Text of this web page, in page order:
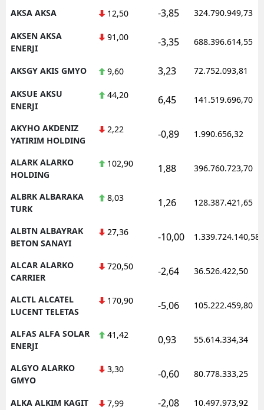
AKSA AKSA 12,50 -3,85 324.790.949,73
AKSEN AKSA
ENERJI
91,00 -3,35 688.396.614,55
AKSGY AKIS GMYO 9,60 3,23 72.752.093,81
AKSUE AKSU
ENERJI
44,20 6,45 141.519.696,70
AKYHO AKDENIZ
YATIRIM HOLDING
2,22 -0,89 1.990.656,32
ALARK ALARKO
HOLDING
102,90 1,88 396.760.723,70
ALBRK ALBARAKA
TURK
8,03 1,26 128.387.421,65
ALBTN ALBAYRAK
BETON SANAYI
27,36 -10,00 1.339.724.140,58
ALCAR ALARKO
CARRIER
720,50 -2,64 36.526.422,50
ALCTL ALCATEL
LUCENT TELETAS
170,90 -5,06 105.222.459,80
ALFAS ALFA SOLAR
ENERJI
41,42 0,93 55.614.334,34
ALGYO ALARKO
GMYO
3,30 -0,60 80.778.333,25
ALKA ALKIM KAGIT 7,99 -2,08 10.497.973,92